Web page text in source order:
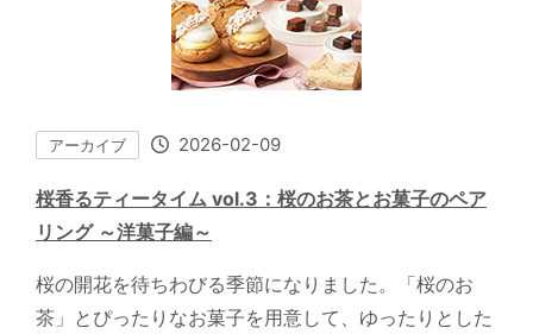
アーカイブ 2026-02-09
桜香るティータイム vol.3：桜のお茶とお菓子のペア
リング ～洋菓子編～
桜の開花を待ちわびる季節になりました。「桜のお
茶」とぴったりなお菓子を用意して、ゆったりとした